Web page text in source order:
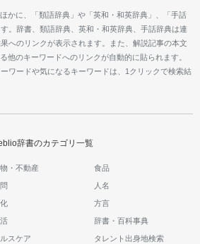
かに、「類語辞典」や「英和・和英辞典」、「手話
。辞書、類語辞典、英和・和英辞典、手話辞典は連
へのリンクが表示されます。また、解説記事の本文
他のキーワードへのリンクが自動的に貼られます。
ワードや気になるキーワードは、1クリックで検索結
辞書のカテゴリ一覧
・不動産 食品
人名
方言
辞書・百科事典
スケア タレント出身地検索